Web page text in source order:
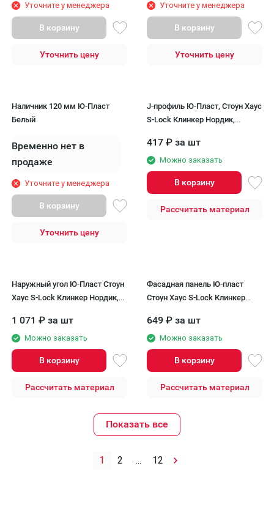
Уточните у менеджера
В корзину
Уточнить цену
Уточните у менеджера
В корзину
Уточнить цену
Наличник 120 мм Ю-Пласт
Белый
Временно нет в
продаже
Уточните у менеджера
В корзину
Уточнить цену
J-профиль Ю-Пласт, Стоун Хаус
S-Lock Клинкер Нордик,
417 ₽ за шт
Можно заказать
В корзину
Рассчитать материал
Наружный угол Ю-Пласт Стоун
Хаус S-Lock Клинкер Нордик,
1 071 ₽ за шт
Можно заказать
В корзину
Рассчитать материал
Фасадная панель Ю-пласт
Стоун Хаус S-Lock Клинкер
649 ₽ за шт
Можно заказать
В корзину
Рассчитать материал
Показать все
1 2 ... 12